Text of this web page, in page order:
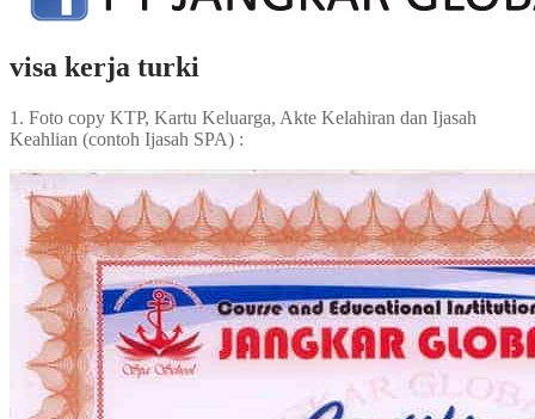
visa kerja turki
1. Foto copy KTP, Kartu Keluarga, Akte Kelahiran dan Ijasah
Keahlian (contoh Ijasah SPA) :